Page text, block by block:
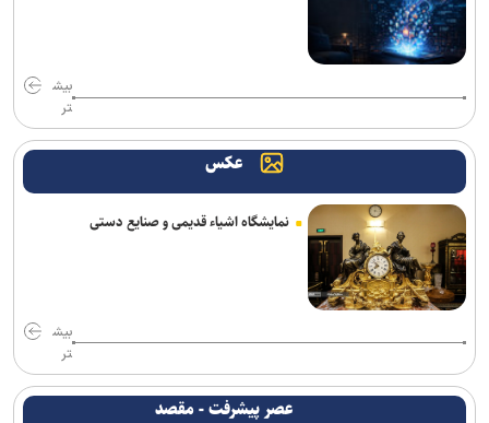
بیش
تر
عکس
نمایشگاه اشیاء قدیمی و صنایع دستی
بیش
تر
عصر پیشرفت - مقصد